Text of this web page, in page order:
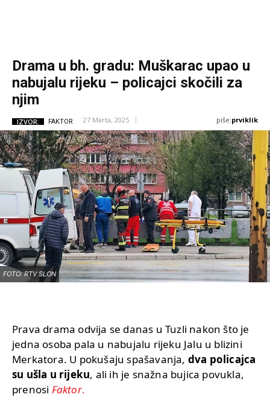
Drama u bh. gradu: Muškarac upao u
nabujalu rijeku – policajci skočili za
njim
IZVOR: FAKTOR 27 Marta, 2025 piše:prviklik
FOTO: RTV SLON
Prava drama odvija se danas u Tuzli nakon što je
jedna osoba pala u nabujalu rijeku Jalu u blizini
Merkatora. U pokušaju spašavanja, dva policajca
su ušla u rijeku, ali ih je snažna bujica povukla,
prenosi Faktor.